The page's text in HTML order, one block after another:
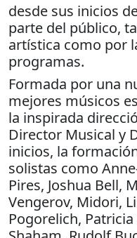
desde sus inicios
parte del público,
artística como por
programas.
Formada por una
mejores músicos
la inspirada
Director Musical y
inicios, la
solistas como
Pires, Joshua Bell,
Vengerov, Midori,
Pogorelich,